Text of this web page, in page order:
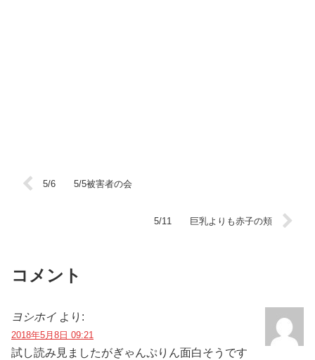
5/6 5/5被害者の会
5/11 巨乳よりも赤子の頬
コメント
ヨシホイ より:
2018年5月8日 09:21
試し読み見ましたがぎゃんぷりん面白そうです